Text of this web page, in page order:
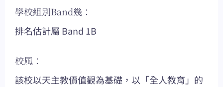
學校組別Band幾：
排名估計屬 Band 1B
校風：
該校以天主教價值觀為基礎，以「全人教育」的